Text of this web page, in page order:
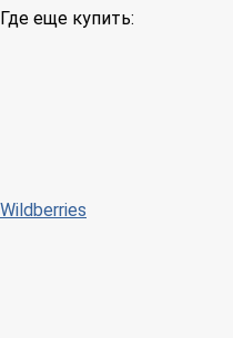
Где еще купить:
Wildberries